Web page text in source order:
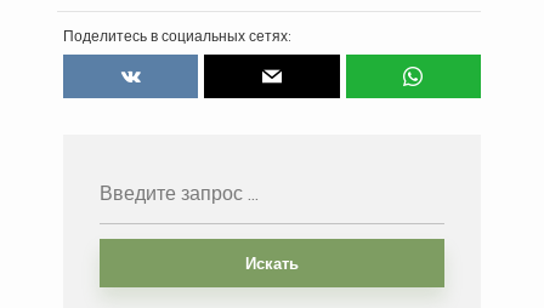
Поделитесь в социальных сетях:
Искать